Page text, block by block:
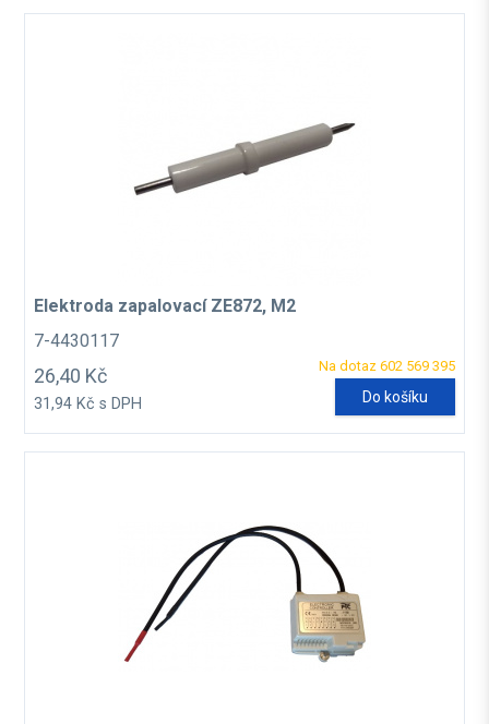
Elektroda zapalovací ZE872, M2
7-4430117
Na dotaz 602 569 395
26,40 Kč
31,94 Kč s DPH Do košíku